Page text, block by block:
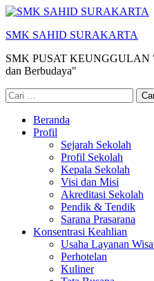
Lompat
konten
Enter)
SMK SAHID SURAKARTA
SMK PUSAT KEUNGGULAN
dan Berbudaya"
Cari
untuk:
Beranda
Profil
Sejarah Sekolah
Profil Sekolah
Kepala Sekolah
Visi dan Misi
Akreditasi Sekolah
Pendik & Tendik
Sarana Prasarana
Konsentrasi Keahlian
Usaha Layanan
Perhotelan
Kuliner